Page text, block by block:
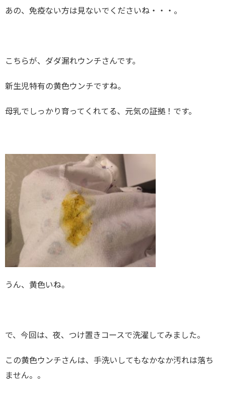
あの、免疫ない方は見ないでくださいね・・・。
こちらが、ダダ漏れウンチさんです。
新生児特有の黄色ウンチですね。
母乳でしっかり育ってくれてる、元気の証拠！です。
うん、黄色いね。
で、今回は、夜、つけ置きコースで洗濯してみました。
この黄色ウンチさんは、手洗いしてもなかなか汚れは落ち
ません。。